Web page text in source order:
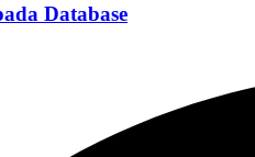
Database